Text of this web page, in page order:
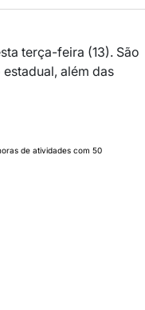
terça-feira (13). São
além das